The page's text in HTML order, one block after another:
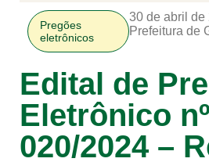
Pregões
eletrônicos
30 de abril de
Prefeitura de
Edital de
Eletrônico nº
020/2024 –